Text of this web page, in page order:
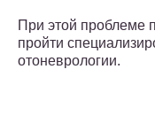
При этой проблеме
пройти
отоневрологии.